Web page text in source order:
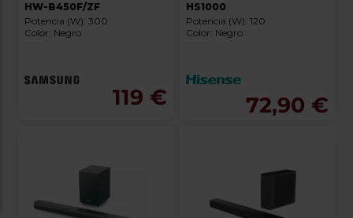
HW-B450F/ZF
Potencia (W): 300
Color: Negro
119 €
HS1000
Potencia (W): 120
Color: Negro
72,90 €